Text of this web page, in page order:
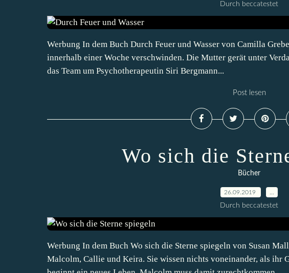
Durch beccatestet
Werbung In dem Buch Durch Feuer und Wasser von Camilla
innerhalb einer Woche verschwinden. Die Mutter gerät unter
das Team um Psychotherapeutin Siri Bergmann...
Post lesen
Wo sich die
Bücher
26.09.2019
Durch beccatestet
Werbung In dem Buch Wo sich die Sterne spiegeln von Susan
Malcolm, Callie und Keira. Sie wissen nichts voneinander, als ihr